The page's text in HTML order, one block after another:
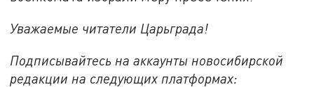
Уважаемые читатели Царьграда!
Подписывайтесь на аккаунты новосибирской
редакции на следующих платформах: